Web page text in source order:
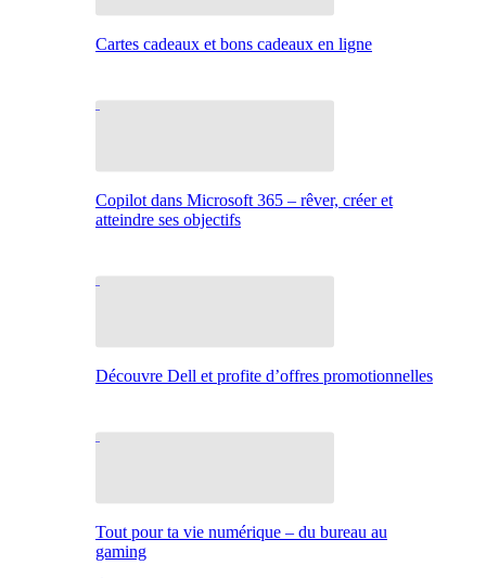
Cartes cadeaux et bons cadeaux en ligne
Copilot dans Microsoft 365 – rêver, créer et
atteindre ses objectifs
Découvre Dell et profite d’offres promotionnelles
Tout pour ta vie numérique – du bureau au
gaming